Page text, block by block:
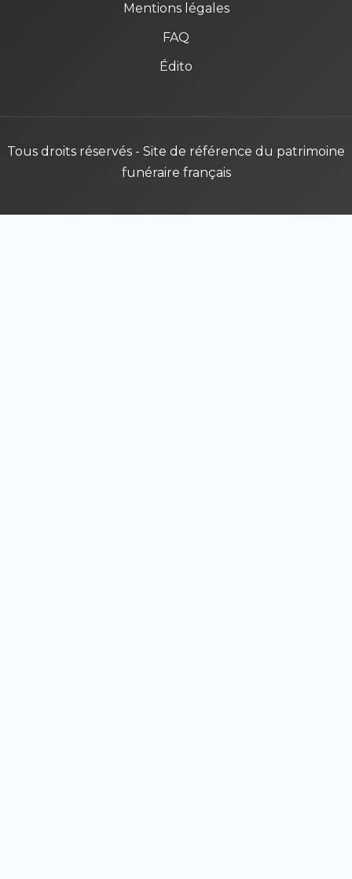
Mentions légales
FAQ
Édito
Tous droits réservés - Site de référence du patrimoine
funéraire français